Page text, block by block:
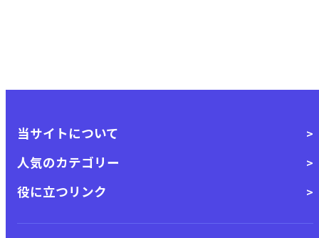
当サイトについて
人気のカテゴリー
役に立つリンク